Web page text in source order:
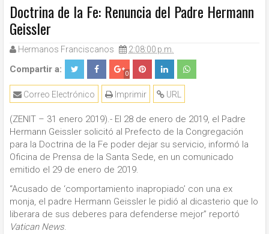
Doctrina de la Fe: Renuncia del Padre Hermann
Geissler
Hermanos Franciscanos 2:08:00 p.m.
Compartir a: 0
URL
Imprimir
Correo Electrónico
(ZENIT – 31 enero 2019).- El 28 de enero de 2019, el Padre
Hermann Geissler solicitó al Prefecto de la Congregación
para la Doctrina de la Fe poder dejar su servicio, informó la
Oficina de Prensa de la Santa Sede, en un comunicado
emitido el 29 de enero de 2019.
“Acusado de ‘comportamiento inapropiado’ con una ex
monja, el padre Hermann Geissler le pidió al dicasterio que lo
liberara de sus deberes para defenderse mejor” reportó
Vatican News.